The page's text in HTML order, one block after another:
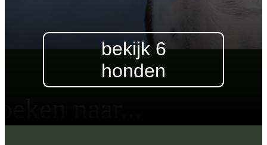
bekijk 6
honden